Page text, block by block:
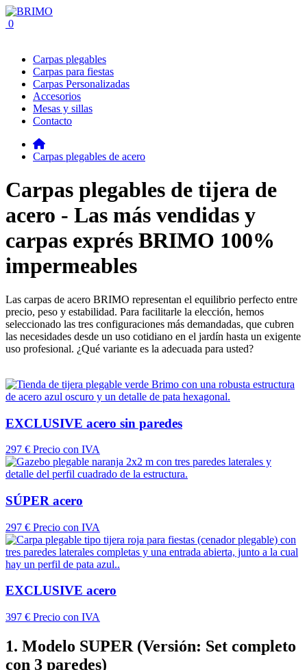
0
Carpas plegables
Carpas para fiestas
Carpas Personalizadas
Accesorios
Mesas y sillas
Contacto
Carpas plegables de acero
Carpas plegables de tijera de
acero - Las más vendidas y
carpas exprés BRIMO 100%
impermeables
Las carpas de acero BRIMO representan el equilibrio perfecto entre
precio, peso y estabilidad. Para facilitarle la elección, hemos
seleccionado las tres configuraciones más demandadas, que cubren
las necesidades desde un uso cotidiano en el jardín hasta un exigente
uso profesional. ¿Qué variante es la adecuada para usted?
EXCLUSIVE acero sin paredes
297 € Precio con IVA
SÚPER acero
297 € Precio con IVA
EXCLUSIVE acero
397 € Precio con IVA
1. Modelo SUPER (Versión: Set completo
con 3 paredes)